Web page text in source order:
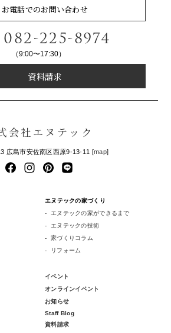
お電話でのお問い合わせ
082-225-8974
（9:00〜17:30）
資料請求
会社エヌテック
広島市安佐南区西原9-13-11 [map]
エヌテックの家づくり
エヌテックの家ができるまで
エヌテックの技術
家づくりコラム
リフォーム
イベント
オンラインイベント
お知らせ
Staff Blog
資料請求